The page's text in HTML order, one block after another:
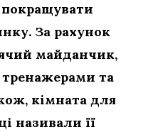
За рахунок
майданчик,
та
кімната для
називали її